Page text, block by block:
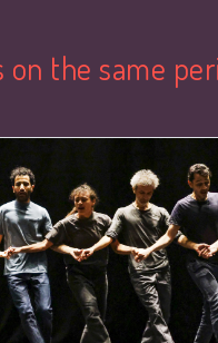
on the same